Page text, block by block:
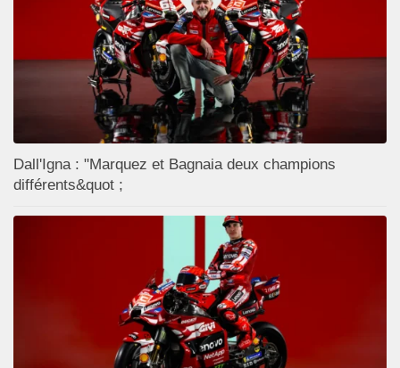
Dall'Igna : "Marquez et Bagnaia deux champions
différents&quot ;